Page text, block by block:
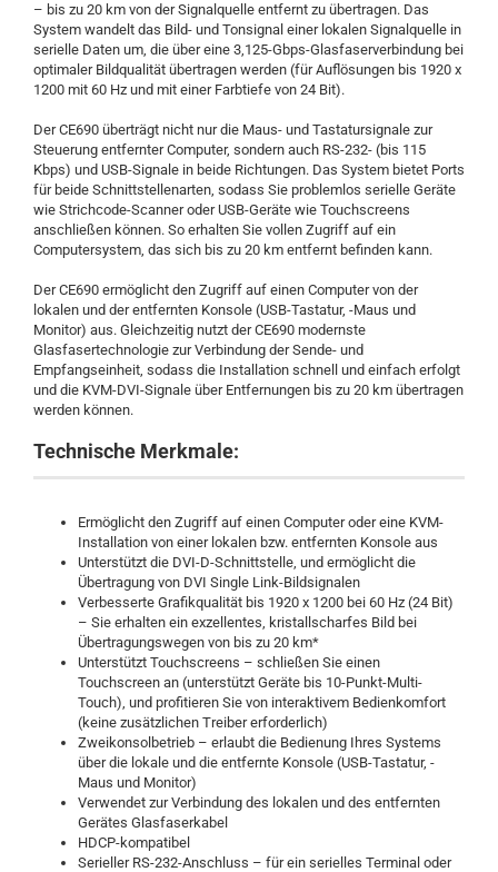
– bis zu 20 km von der Signalquelle entfernt zu übertragen. Das
System wandelt das Bild- und Tonsignal einer lokalen Signalquelle in
serielle Daten um, die über eine 3,125-Gbps-Glasfaserverbindung bei
optimaler Bildqualität übertragen werden (für Auflösungen bis 1920 x
1200 mit 60 Hz und mit einer Farbtiefe von 24 Bit).
Der CE690 überträgt nicht nur die Maus- und Tastatursignale zur
Steuerung entfernter Computer, sondern auch RS-232- (bis 115
Kbps) und USB-Signale in beide Richtungen. Das System bietet Ports
für beide Schnittstellenarten, sodass Sie problemlos serielle Geräte
wie Strichcode-Scanner oder USB-Geräte wie Touchscreens
anschließen können. So erhalten Sie vollen Zugriff auf ein
Computersystem, das sich bis zu 20 km entfernt befinden kann.
Der CE690 ermöglicht den Zugriff auf einen Computer von der
lokalen und der entfernten Konsole (USB-Tastatur, -Maus und
Monitor) aus. Gleichzeitig nutzt der CE690 modernste
Glasfasertechnologie zur Verbindung der Sende- und
Empfangseinheit, sodass die Installation schnell und einfach erfolgt
und die KVM-DVI-Signale über Entfernungen bis zu 20 km übertragen
werden können.
Technische Merkmale:
Ermöglicht den Zugriff auf einen Computer oder eine KVM-
Installation von einer lokalen bzw. entfernten Konsole aus
Unterstützt die DVI-D-Schnittstelle, und ermöglicht die
Übertragung von DVI Single Link-Bildsignalen
Verbesserte Grafikqualität bis 1920 x 1200 bei 60 Hz (24 Bit)
– Sie erhalten ein exzellentes, kristallscharfes Bild bei
Übertragungswegen von bis zu 20 km*
Unterstützt Touchscreens – schließen Sie einen
Touchscreen an (unterstützt Geräte bis 10-Punkt-Multi-
Touch), und profitieren Sie von interaktivem Bedienkomfort
(keine zusätzlichen Treiber erforderlich)
Zweikonsolbetrieb – erlaubt die Bedienung Ihres Systems
über die lokale und die entfernte Konsole (USB-Tastatur, -
Maus und Monitor)
Verwendet zur Verbindung des lokalen und des entfernten
Gerätes Glasfaserkabel
HDCP-kompatibel
Serieller RS-232-Anschluss – für ein serielles Terminal oder